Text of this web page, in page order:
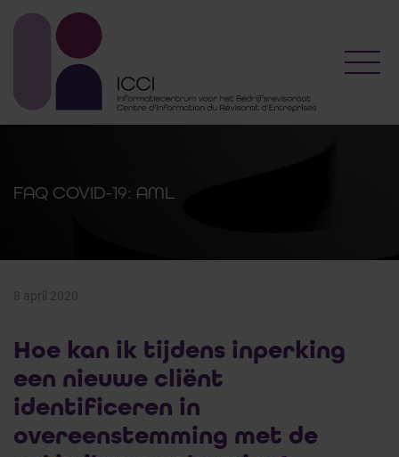
FAQ COVID-19: AML
8 april 2020
Hoe kan ik tijdens inperking
een nieuwe cliënt
identificeren in
overeenstemming met de